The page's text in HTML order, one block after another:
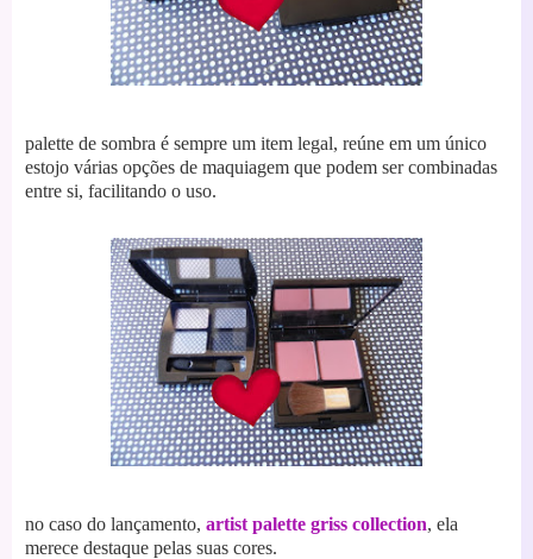
palette de sombra é sempre um item legal, reúne em um único
estojo várias opções de maquiagem que podem ser combinadas
entre si, facilitando o uso.
no caso do lançamento, artist palette griss collection, ela
merece destaque pelas suas cores.